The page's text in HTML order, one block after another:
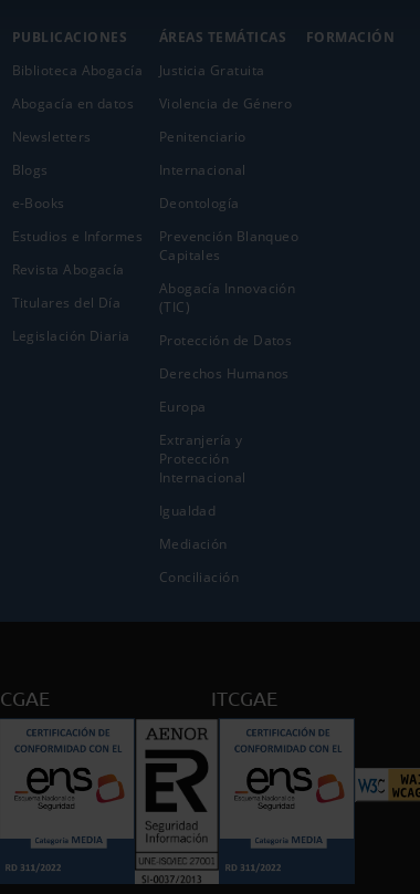
PUBLICACIONES
Biblioteca Abogacía
Abogacía en datos
Newsletters
Blogs
e-Books
Estudios e Informes
Revista Abogacía
Titulares del Día
Legislación Diaria
ÁREAS TEMÁTICAS
Justicia Gratuita
Violencia de Género
Penitenciario
Internacional
Deontología
Prevención Blanqueo
Capitales
Abogacía Innovación
(TIC)
Protección de Datos
Derechos Humanos
Europa
Extranjería y
Protección
Internacional
Igualdad
Mediación
Conciliación
FORMACIÓN
CGAE ITCGAE